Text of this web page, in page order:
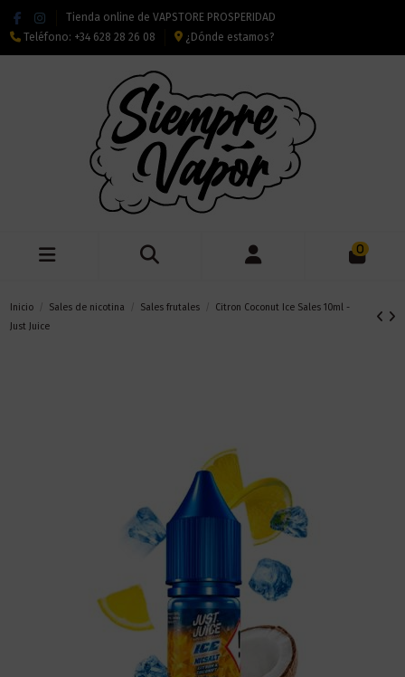
Tienda online de VAPSTORE PROSPERIDAD
Teléfono: +34 628 28 26 08 ¿Dónde estamos?
0
Inicio Sales de nicotina Sales frutales
Citron Coconut Ice Sales 10ml -
Just Juice